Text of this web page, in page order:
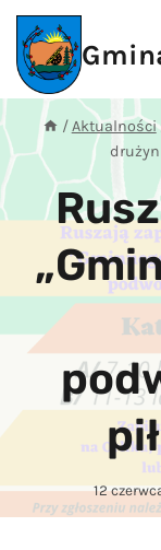
Przejdź
treści
/Aktualności
drużyn
12